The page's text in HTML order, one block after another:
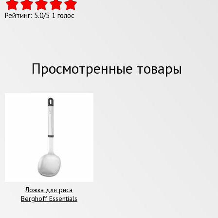
Рейтинг: 5.0/5 1 голос
Просмотренные товары
Ложка для риса
Berghoff Essentials